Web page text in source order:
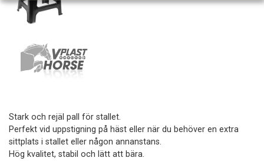
Stark och rejäl pall för stallet.
Perfekt vid uppstigning på häst eller när du behöver en extra
sittplats i stallet eller någon annanstans.
Hög kvalitet, stabil och lätt att bära.